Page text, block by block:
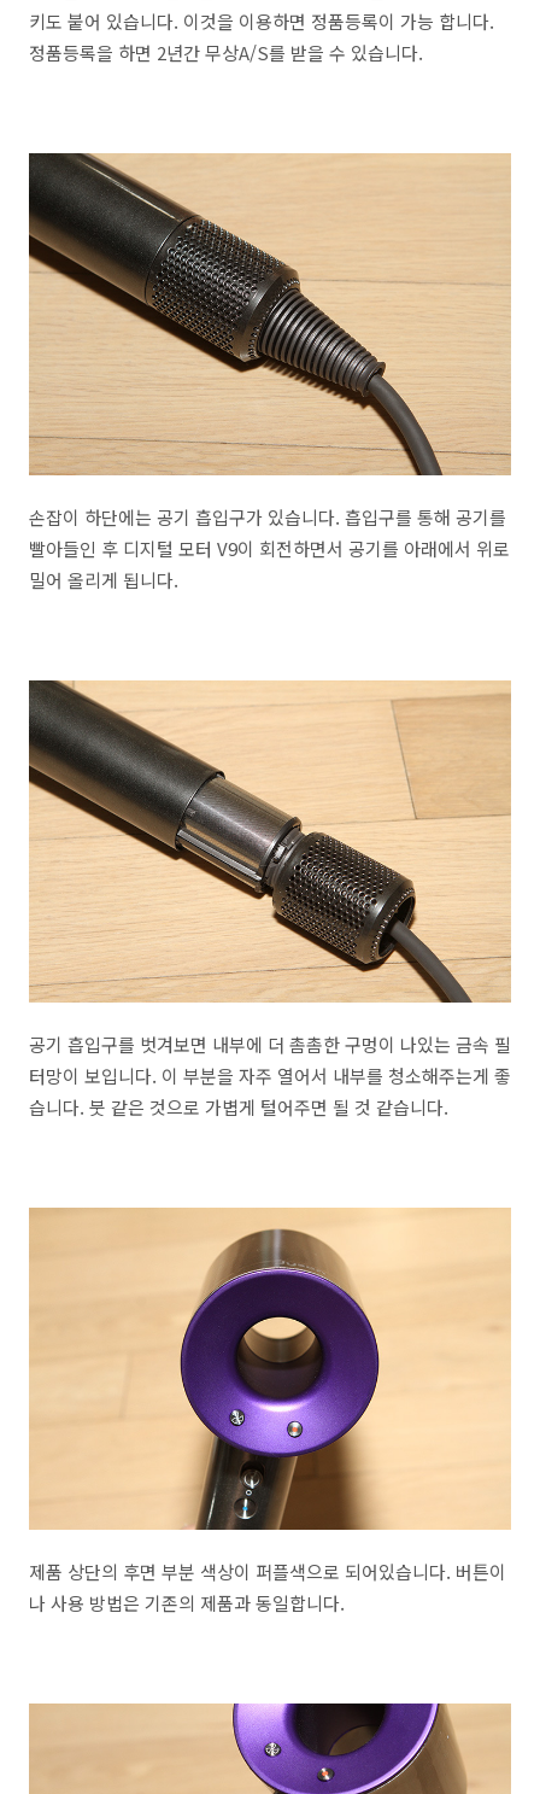
키도 붙어 있습니다. 이것을 이용하면 정품등록이 가능 합니다.
정품등록을 하면 2년간 무상A/S를 받을 수 있습니다.
손잡이 하단에는 공기 흡입구가 있습니다. 흡입구를 통해 공기를
빨아들인 후 디지털 모터 V9이 회전하면서 공기를 아래에서 위로
밀어 올리게 됩니다.
공기 흡입구를 벗겨보면 내부에 더 촘촘한 구멍이 나있는 금속 필
터망이 보입니다. 이 부분을 자주 열어서 내부를 청소해주는게 좋
습니다. 붓 같은 것으로 가볍게 털어주면 될 것 같습니다.
제품 상단의 후면 부분 색상이 퍼플색으로 되어있습니다. 버튼이
나 사용 방법은 기존의 제품과 동일합니다.